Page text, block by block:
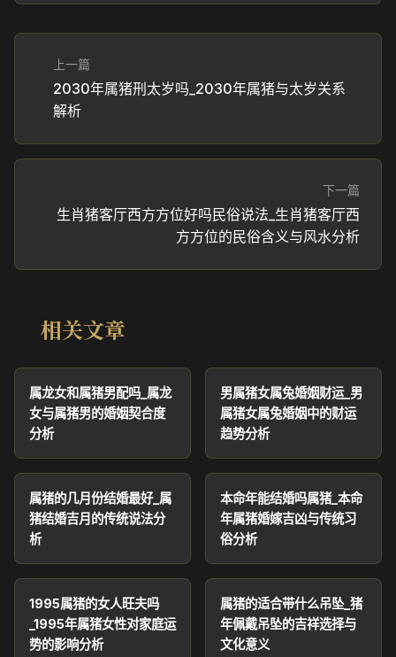
上一篇
2030年属猪刑太岁吗_2030年属猪与太岁关系
解析
下一篇
生肖猪客厅西方方位好吗民俗说法_生肖猪客厅西
方方位的民俗含义与风水分析
相关文章
属龙女和属猪男配吗_属龙
女与属猪男的婚姻契合度
分析
男属猪女属兔婚姻财运_男
属猪女属兔婚姻中的财运
趋势分析
属猪的几月份结婚最好_属
猪结婚吉月的传统说法分
析
本命年能结婚吗属猪_本命
年属猪婚嫁吉凶与传统习
俗分析
1995属猪的女人旺夫吗
_1995年属猪女性对家庭运
势的影响分析
属猪的适合带什么吊坠_猪
年佩戴吊坠的吉祥选择与
文化意义